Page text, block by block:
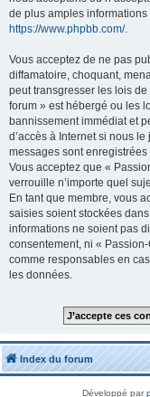
de plus amples
https://www.phpbb.com/.
Vous acceptez de ne pas
diffamatoire, choquant,
peut transgresser les lois
forum » est hébergé ou les
bannissement immédiat et
d’accès à Internet si nous
messages sont
Vous acceptez que «
verrouille n’importe quel
En tant que membre, vous
saisies soient stockées
informations ne soient pas
consentement, ni «
comme responsables en
les données.
Index du forum
Développé par